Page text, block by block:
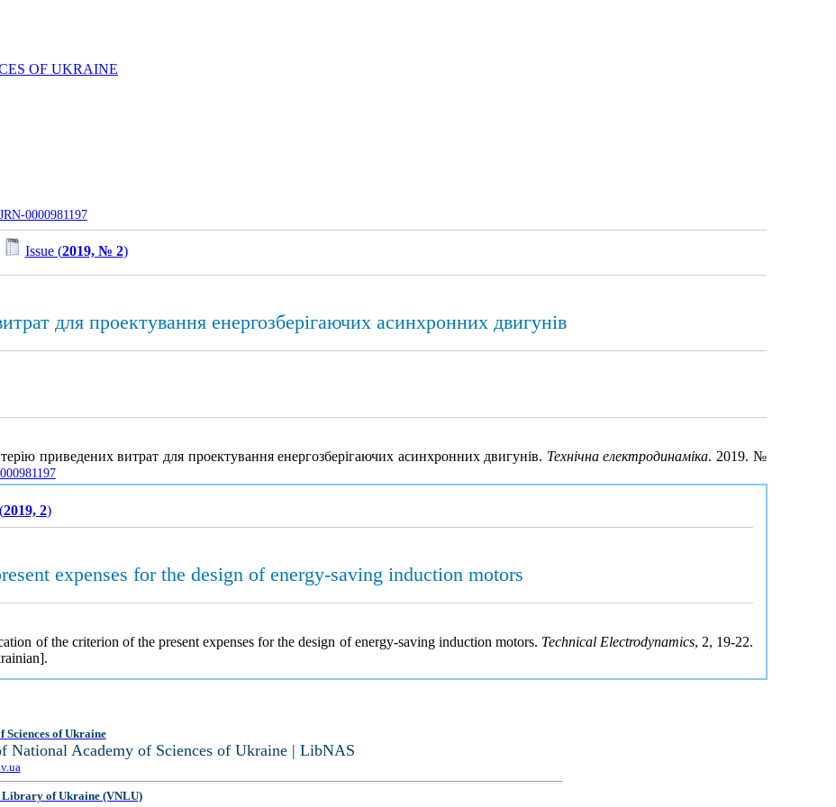
OF UKRAINE
0000981197
Issue (2019, № 2)
для проектування енергозберігаючих асинхронних двигунів
приведених витрат для проектування енергозберігаючих асинхронних двигунів. Технічна електродинаміка. 2019. №
2019, 2)
expenses for the design of energy-saving induction motors
of the criterion of the present expenses for the design of energy-saving induction motors. Technical Electrodynamics, 2, 19-22.
Sciences of Ukraine
National Academy of Sciences of Ukraine | LibNAS
Library of Ukraine (VNLU)